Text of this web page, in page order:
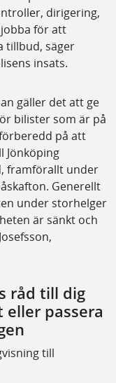
dirigering,
för att
tillbud, säger
insats.
gäller det att ge
bilister som är på
på att
Jönköping
framförallt under
Generellt
under storhelger
är sänkt och
råd till dig
passera
till